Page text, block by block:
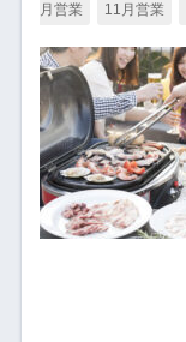
月営業 11月営業